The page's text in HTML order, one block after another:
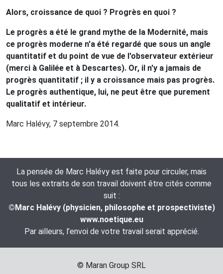
Alors, croissance de quoi ? Progrès en quoi ?
Le progrès a été le grand mythe de la Modernité, mais
ce progrès moderne n'a été regardé que sous un angle
quantitatif et du point de vue de l'observateur extérieur
(merci à Galilée et à Descartes). Or, il n'y a jamais de
progrès quantitatif ; il y a croissance mais pas progrès.
Le progrès authentique, lui, ne peut être que purement
qualitatif et intérieur.
Marc Halévy, 7 septembre 2014.
La pensée de Marc Halévy est faite pour circuler, mais
tous les extraits de son travail doivent être cités comme
suit :
©Marc Halévy (physicien, philosophe et prospectiviste)
www.noetique.eu
Par ailleurs, l’envoi de votre travail serait apprécié.
© Maran Group SRL